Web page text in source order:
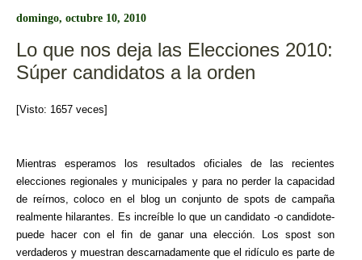
domingo, octubre 10, 2010
Lo que nos deja las Elecciones 2010:
Súper candidatos a la orden
[Visto: 1657 veces]
Mientras esperamos los resultados oficiales de las recientes
elecciones regionales y municipales y para no perder la capacidad
de reírnos, coloco en el blog un conjunto de spots de campaña
realmente hilarantes. Es increíble lo que un candidato -o candidote-
puede hacer con el fin de ganar una elección. Los spost son
verdaderos y muestran descarnadamente que el ridículo es parte de